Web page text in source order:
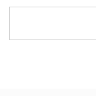
新たに加わることも明
撃的な事件に巻き込ま